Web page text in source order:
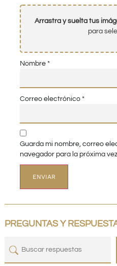
Arrastra y suelta tus
para
Nombre *
Correo electrónico *
Guarda mi nombre, correo
navegador para la próxima
PREGUNTAS Y